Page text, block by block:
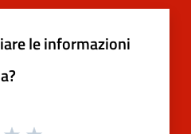
le informazioni